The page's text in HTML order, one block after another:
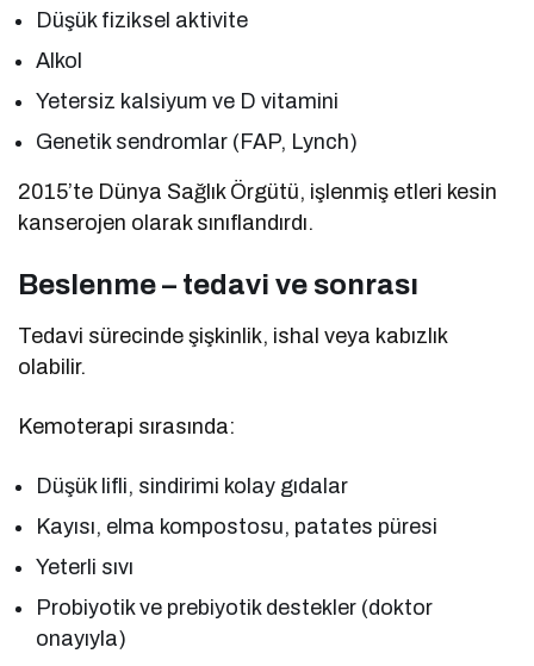
Düşük fiziksel aktivite
Alkol
Yetersiz kalsiyum ve D vitamini
Genetik sendromlar (FAP, Lynch)
2015’te Dünya Sağlık Örgütü, işlenmiş etleri kesin
kanserojen olarak sınıflandırdı.
Beslenme – tedavi ve sonrası
Tedavi sürecinde şişkinlik, ishal veya kabızlık
olabilir.
Kemoterapi sırasında:
Düşük lifli, sindirimi kolay gıdalar
Kayısı, elma kompostosu, patates püresi
Yeterli sıvı
Probiyotik ve prebiyotik destekler (doktor
onayıyla)